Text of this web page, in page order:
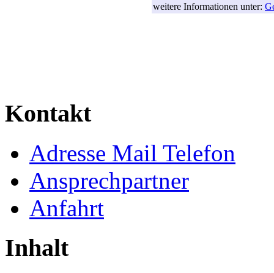
weitere Informationen unter:
Kontakt
Adresse Mail Telefon
Ansprechpartner
Anfahrt
Inhalt